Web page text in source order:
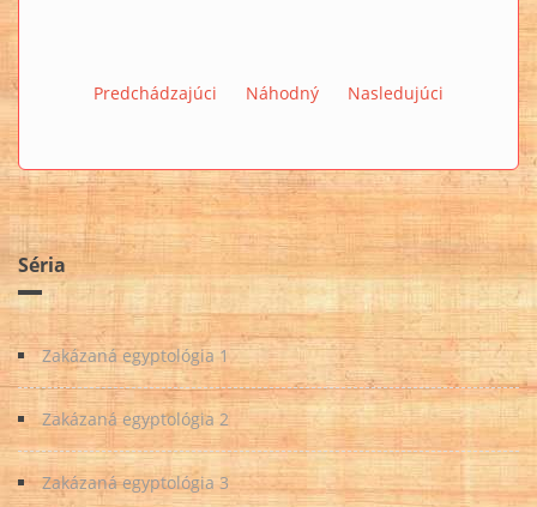
Predchádzajúci Náhodný Nasledujúci
Séria
Zakázaná egyptológia 1
Zakázaná egyptológia 2
Zakázaná egyptológia 3